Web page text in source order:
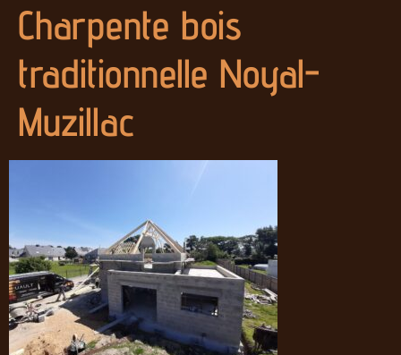
Charpente bois
traditionnelle Noyal-
Muzillac